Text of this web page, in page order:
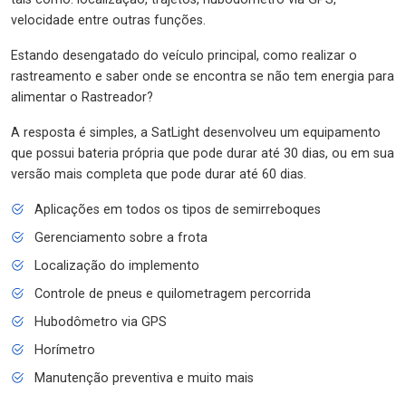
velocidade entre outras funções.
Estando desengatado do veículo principal, como realizar o
rastreamento e saber onde se encontra se não tem energia para
alimentar o Rastreador?
A resposta é simples, a SatLight desenvolveu um equipamento
que possui bateria própria que pode durar até 30 dias, ou em sua
versão mais completa que pode durar até 60 dias.
Aplicações em todos os tipos de semirreboques
Gerenciamento sobre a frota
Localização do implemento
Controle de pneus e quilometragem percorrida
Hubodômetro via GPS
Horímetro
Manutenção preventiva e muito mais